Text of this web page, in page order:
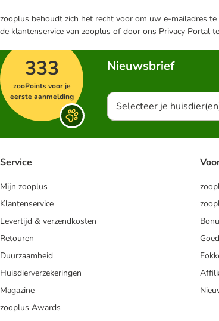
zooplus behoudt zich het recht voor om uw e-mailadres
de klantenservice van zooplus of door ons Privacy Portal
333
zooPoints voor je
eerste aanmelding
Nieuwsbrief
Selecteer je
Service
Mijn zooplus
Klantenservice
Levertijd & verzendkosten
Retouren
Duurzaamheid
Huisdierverzekeringen
Magazine
zooplus Awards